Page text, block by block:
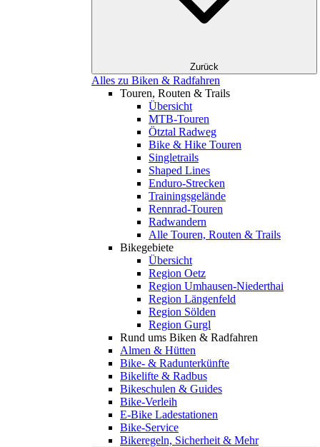
Zurück
Alles zu Biken & Radfahren
Touren, Routen & Trails
Übersicht
MTB-Touren
Ötztal Radweg
Bike & Hike Touren
Singletrails
Shaped Lines
Enduro-Strecken
Trainingsgelände
Rennrad-Touren
Radwandern
Alle Touren, Routen & Trails
Bikegebiete
Übersicht
Region Oetz
Region Umhausen-Niederthai
Region Längenfeld
Region Sölden
Region Gurgl
Rund ums Biken & Radfahren
Almen & Hütten
Bike- & Radunterkünfte
Bikelifte & Radbus
Bikeschulen & Guides
Bike-Verleih
E-Bike Ladestationen
Bike-Service
Bikeregeln, Sicherheit & Mehr